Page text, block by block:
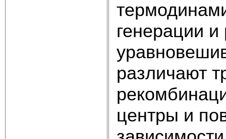
генерации
различают
центры и